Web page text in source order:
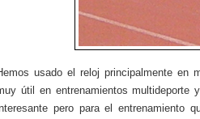
usado el reloj principalmente en
útil en entrenamientos multideporte
pero para el entrenamiento